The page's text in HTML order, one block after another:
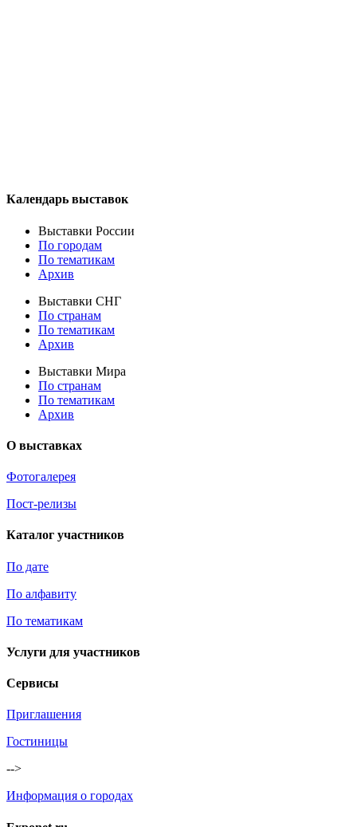
Календарь выставок
Выставки России
По городам
По тематикам
Архив
Выставки СНГ
По странам
По тематикам
Архив
Выставки Мира
По странам
По тематикам
Архив
О выставках
Фотогалерея
Пост-релизы
Каталог участников
По дате
По алфавиту
По тематикам
Услуги для участников
Сервисы
Приглашения
Гостиницы
-->
Информация о городах